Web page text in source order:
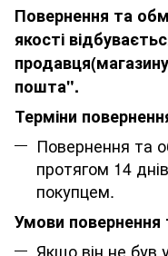
Повернення та
якості
пошта".
Терміни
Повернення та
протягом 14
покупцем.
Умови повернення
Якщо він не був